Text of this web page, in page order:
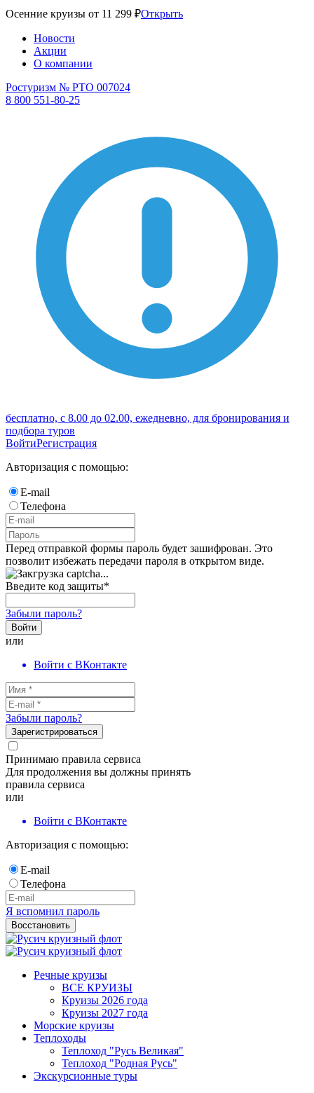
Осенние круизы от 11 299 ₽Открыть
Новости
Акции
О компании
Ростуризм № РТО 007024
8 800 551-80-25
бесплатно, с 8.00 до 02.00, ежедневно, для бронирования и
подбора туров
ВойтиРегистрация
Авторизация с помощью:
E-mail
Телефона
Перед отправкой формы пароль будет зашифрован. Это
позволит избежать передачи пароля в открытом виде.
Введите код защиты*
Забыли пароль?
Войти
или
Войти с ВКонтакте
Забыли пароль?
Зарегистрироваться
Принимаю правила сервиса
Для продолжения вы должны принять
правила сервиса
или
Войти с ВКонтакте
Авторизация с помощью:
E-mail
Телефона
Я вспомнил пароль
Восстановить
Речные круизы
ВСЕ КРУИЗЫ
Круизы 2026 года
Круизы 2027 года
Морские круизы
Теплоходы
Теплоход "Русь Великая"
Теплоход "Родная Русь"
Экскурсионные туры